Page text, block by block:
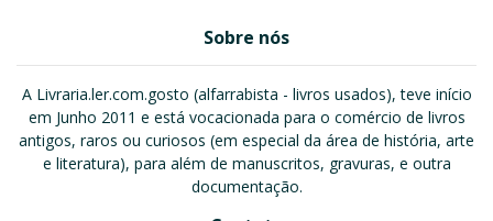
Sobre nós
A Livraria.ler.com.gosto (alfarrabista - livros usados), teve início
em Junho 2011 e está vocacionada para o comércio de livros
antigos, raros ou curiosos (em especial da área de história, arte
e literatura), para além de manuscritos, gravuras, e outra
documentação.